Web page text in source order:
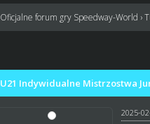
Oficjalne forum gry Speedway-World ›
U21 Indywidualne Mistrzostwa
2025-